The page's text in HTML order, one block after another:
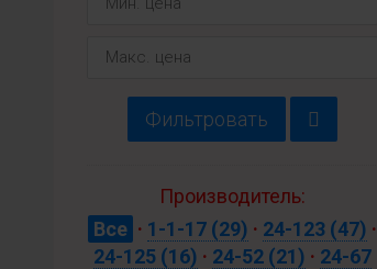
Фильтровать
Производитель:
Все · 1-1-17 (29) · 24-123 (47) ·
24-125 (16) · 24-52 (21) · 24-67